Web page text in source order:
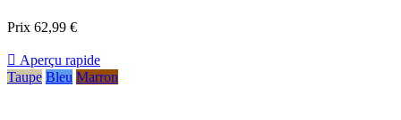
Prix 62,99 €
 Aperçu rapide
Taupe Bleu Marron